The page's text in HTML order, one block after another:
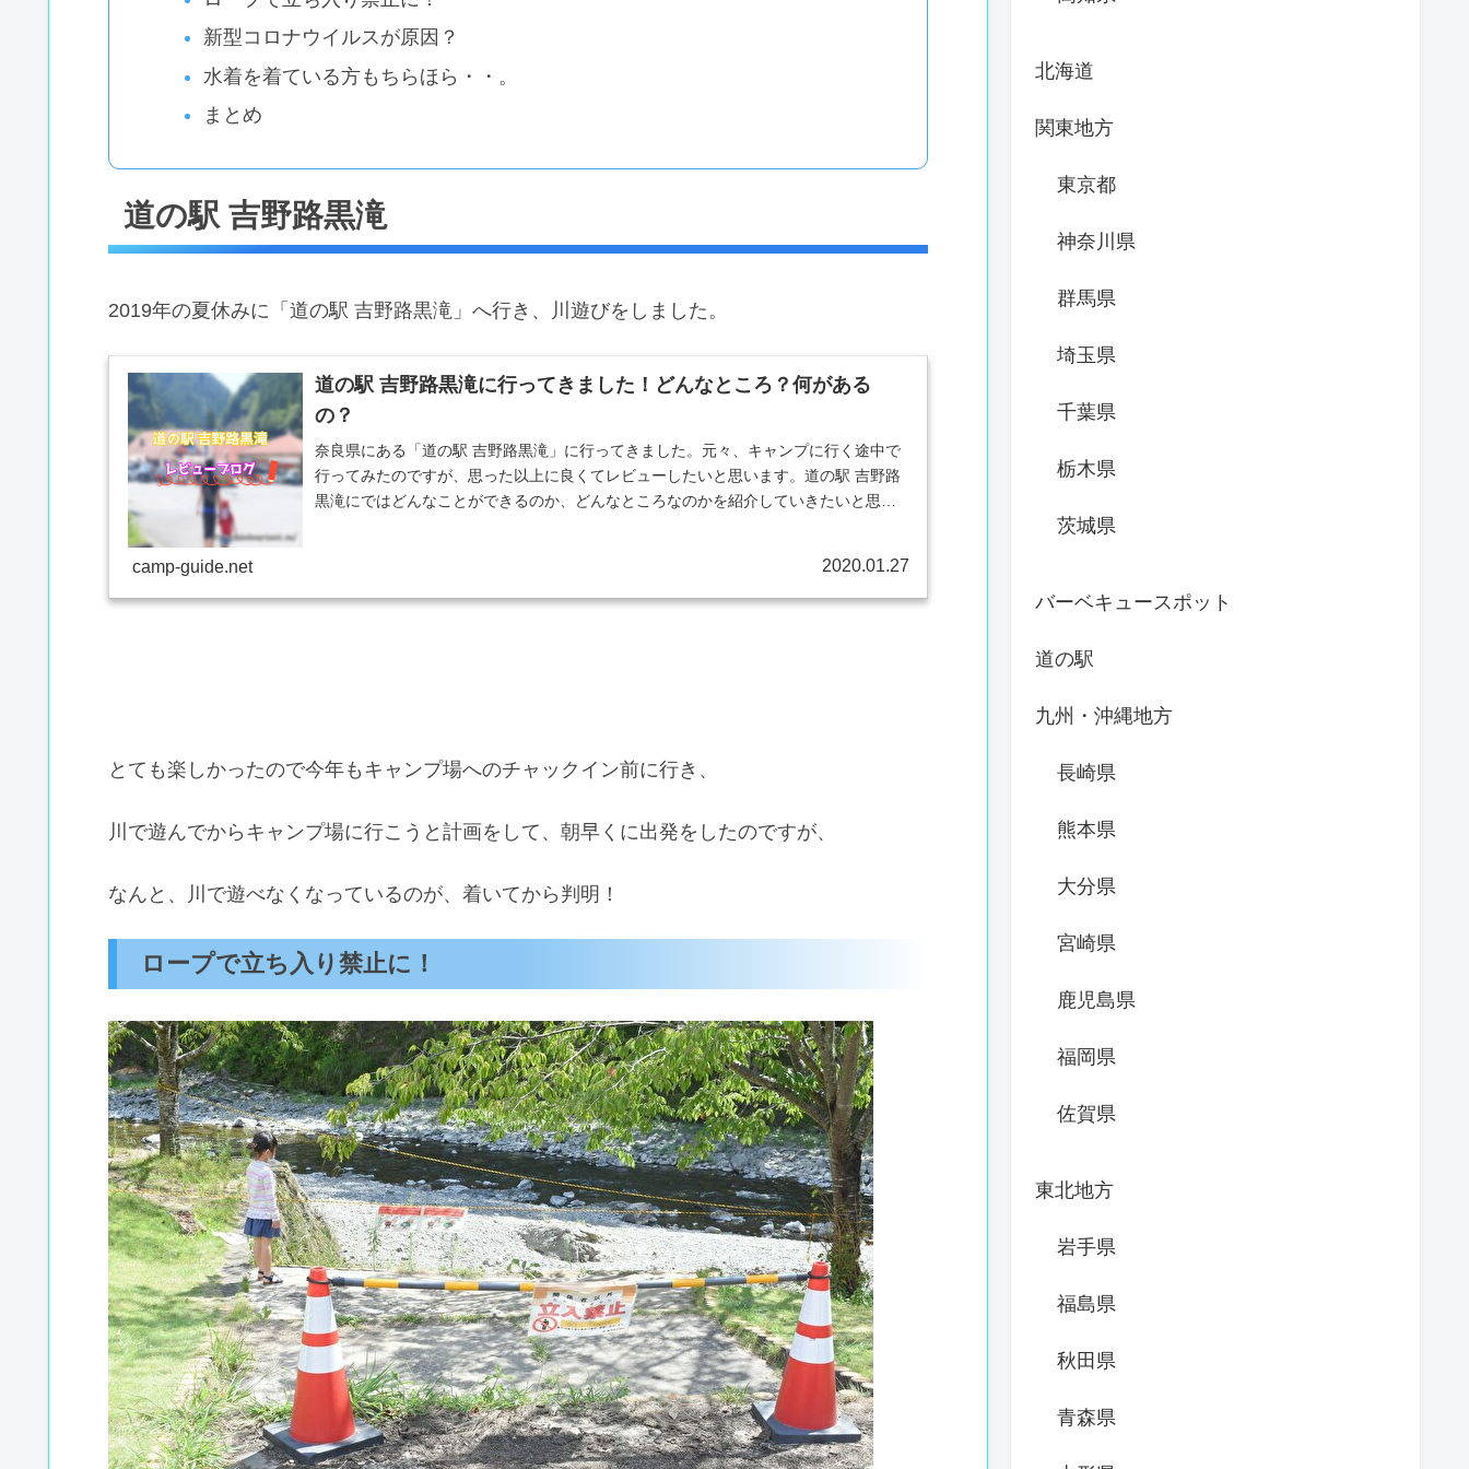
新型コロナウイルスが原因？
水着を着ている方もちらほら・・。
まとめ
道の駅 吉野路黒滝
2019年の夏休みに「道の駅 吉野路黒滝」へ行き、川遊びをしました。
道の駅 吉野路黒滝に行ってきました！どんなところ？何がある
の？
奈良県にある「道の駅 吉野路黒滝」に行ってきました。元々、キャンプに行く途中で
行ってみたのですが、思った以上に良くてレビューしたいと思います。道の駅 吉野路
黒滝にではどんなことができるのか、どんなところなのかを紹介していきたいと思い
camp-guide.net 2020.01.27
とても楽しかったので今年もキャンプ場へのチャックイン前に行き、
川で遊んでからキャンプ場に行こうと計画をして、朝早くに出発をしたのですが、
なんと、川で遊べなくなっているのが、着いてから判明！
ロープで立ち入り禁止に！
北海道
関東地方
東京都
神奈川県
群馬県
埼玉県
千葉県
栃木県
茨城県
バーベキュースポット
道の駅
九州・沖縄地方
長崎県
熊本県
大分県
宮崎県
鹿児島県
福岡県
佐賀県
東北地方
岩手県
福島県
秋田県
青森県